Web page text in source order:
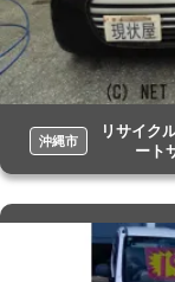
沖縄市
リサイク
ート